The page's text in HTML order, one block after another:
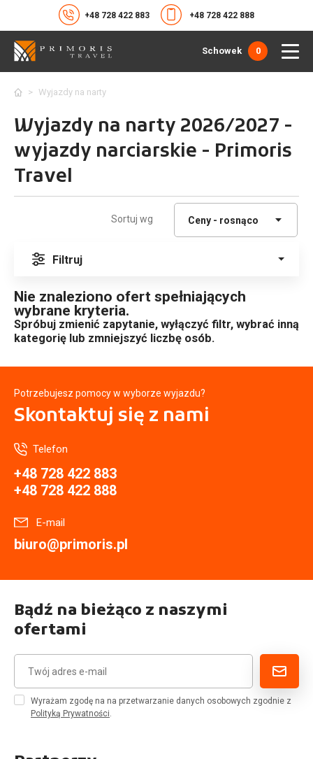
+48 728 422 883 +48 728 422 888
Schowek 0
> Wyjazdy na narty
Wyjazdy na narty 2026/2027 -
wyjazdy narciarskie - Primoris
Travel
Sortuj wg
Filtruj
Nie znaleziono ofert spełniających
wybrane kryteria.
Spróbuj zmienić zapytanie, wyłączyć filtr, wybrać inną
kategorię lub zmniejszyć liczbę osób.
Potrzebujesz pomocy w wyborze wyjazdu?
Skontaktuj się z nami
Telefon
+48 728 422 883
+48 728 422 888
E-mail
biuro@primoris.pl
Bądź na bieżąco z naszymi
ofertami
Wyrażam zgodę na na przetwarzanie danych osobowych zgodnie z
Polityką Prywatności.